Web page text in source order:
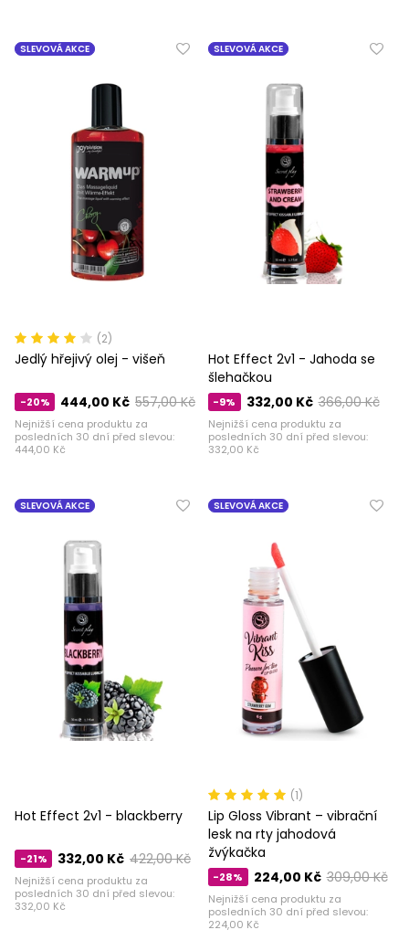
SLEVOVÁ AKCE
(2)
Jedlý hřejivý olej - višeň
-20% 557,00 Kč
444,00 Kč
Nejnižší cena produktu za
posledních 30 dní před slevou:
444,00 Kč
SLEVOVÁ AKCE
Hot Effect 2v1 - Jahoda se
šlehačkou
-9% 366,00 Kč
332,00 Kč
Nejnižší cena produktu za
posledních 30 dní před slevou:
332,00 Kč
SLEVOVÁ AKCE
Hot Effect 2v1 - blackberry
-21% 422,00 Kč
332,00 Kč
Nejnižší cena produktu za
posledních 30 dní před slevou:
332,00 Kč
SLEVOVÁ AKCE
(1)
Lip Gloss Vibrant – vibrační
lesk na rty jahodová
žvýkačka
-28% 309,00 Kč
224,00 Kč
Nejnižší cena produktu za
posledních 30 dní před slevou:
224,00 Kč